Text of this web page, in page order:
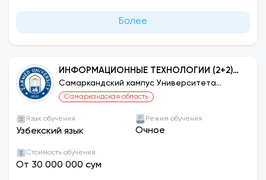
Более
ИНФОРМАЦИОННЫЕ ТЕХНОЛОГИИ (2+2)
УНИВЕРСИТЕТ ДЖУНБУ, ЮЖНАЯ КОРЕЯ
Самаркандский кампус Университета
ЗАРМЕД
Самаркандская область
Язык обучения
Узбекский язык
Режим обучения
Очное
Стоимость обучения
От 30 000 000 сум